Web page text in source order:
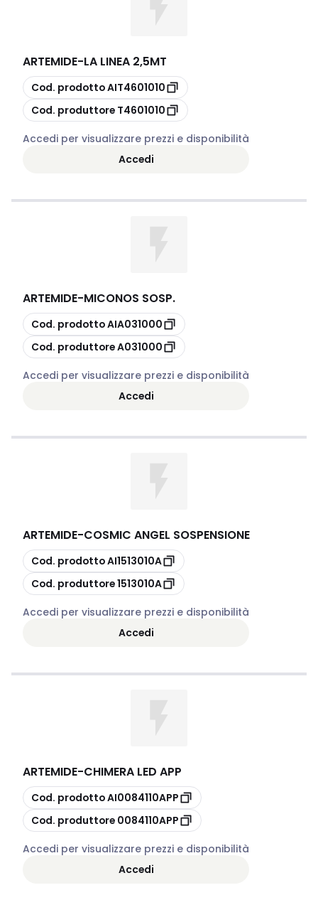
ARTEMIDE-LA LINEA 2,5MT
copia
Cod. prodottoAIT4601010
copia
Cod. produttore T4601010
Accedi per visualizzare prezzi e disponibilità
Accedi
ARTEMIDE-MICONOS SOSP.
copia
Cod. prodottoAIA031000
copia
Cod. produttoreA031000
Accedi per visualizzare prezzi e disponibilità
Accedi
ARTEMIDE-COSMIC ANGEL SOSPENSIONE
copia
Cod. prodottoAI1513010A
copia
Cod. produttore1513010A
Accedi per visualizzare prezzi e disponibilità
Accedi
ARTEMIDE-CHIMERA LED APP
copia
Cod. prodottoAI0084110APP
copia
Cod. produttore 0084110APP
Accedi per visualizzare prezzi e disponibilità
Accedi